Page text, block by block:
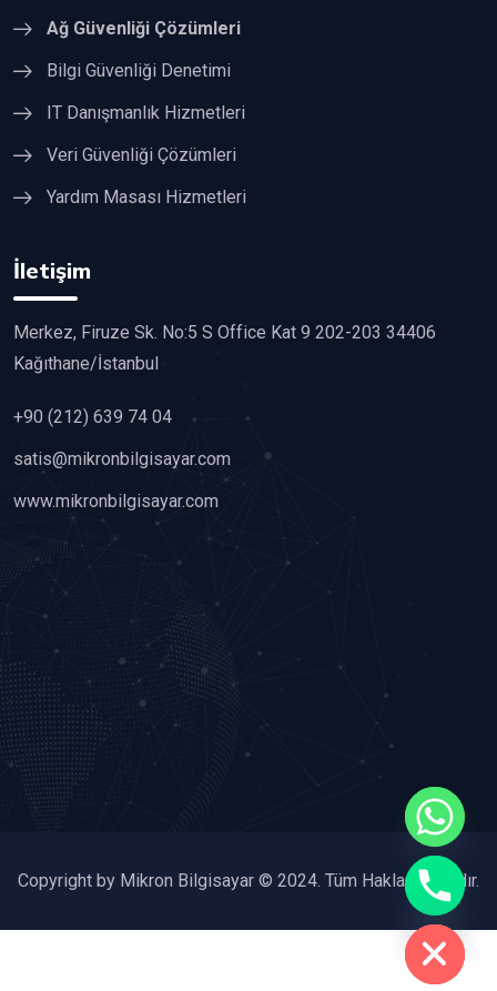
Ağ Güvenliği Çözümleri
Bilgi Güvenliği Denetimi
IT Danışmanlık Hizmetleri
Veri Güvenliği Çözümleri
Yardım Masası Hizmetleri
İletişim
Merkez, Firuze Sk. No:5 S Office Kat 9 202-203 34406
Kağıthane/İstanbul
+90 (212) 639 74 04
satis@mikronbilgisayar.com
www.mikronbilgisayar.com
Copyright by Mikron Bilgisayar © 2024. Tüm Hakları Saklıdır.
Hide
chaty